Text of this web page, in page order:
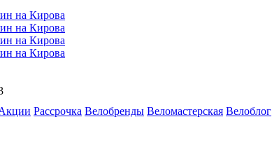
на Кирова
на Кирова
на Кирова
на Кирова
Рассрочка Велобренды Веломастерская Велоблог